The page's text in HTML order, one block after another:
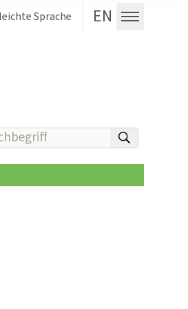
leichte Sprache EN
Menü
eingeben